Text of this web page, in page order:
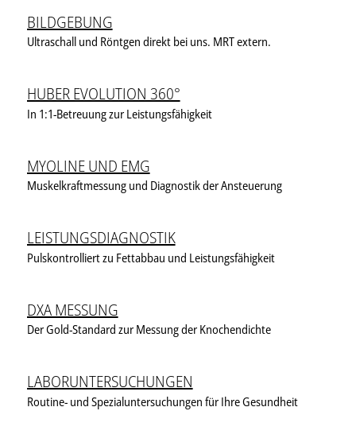
BILDGEBUNG
Ultraschall und Röntgen direkt bei uns. MRT extern.
HUBER EVOLUTION 360°
In 1:1-Betreuung zur Leistungsfähigkeit
MYOLINE UND EMG
Muskelkraftmessung und Diagnostik der Ansteuerung
LEISTUNGSDIAGNOSTIK
Pulskontrolliert zu Fettabbau und Leistungsfähigkeit
DXA MESSUNG
Der Gold-Standard zur Messung der Knochendichte
LABORUNTERSUCHUNGEN
Routine- und Spezialuntersuchungen für Ihre Gesundheit